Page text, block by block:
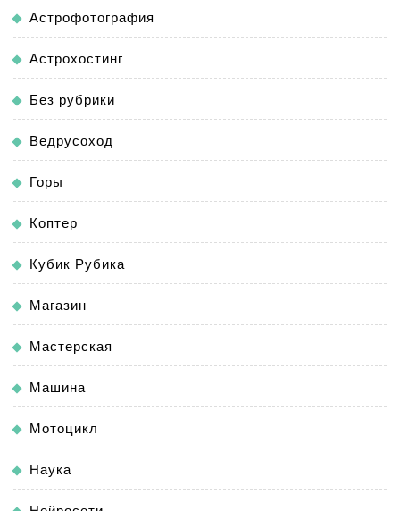
Астрофотография
Астрохостинг
Без рубрики
Ведрусоход
Горы
Коптер
Кубик Рубика
Магазин
Мастерская
Машина
Мотоцикл
Наука